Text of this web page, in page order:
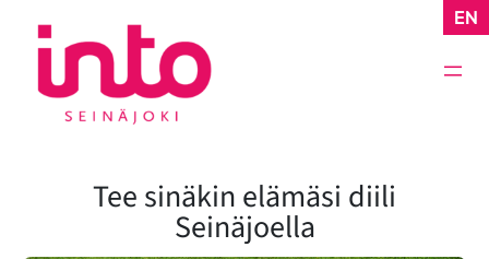
sisältöön
EN
Tee sinäkin elämäsi diili
Seinäjoella